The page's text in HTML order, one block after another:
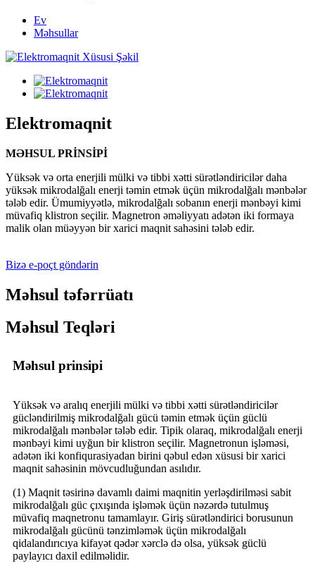
Ev
Məhsullar
Elektromaqnit
MƏHSUL PRİNSİPİ
Yüksək və orta enerjili mülki və tibbi xətti sürətləndiricilər daha
yüksək mikrodalğalı enerji təmin etmək üçün mikrodalğalı mənbələr
tələb edir. Ümumiyyətlə, mikrodalğalı sobanın enerji mənbəyi kimi
müvafiq klistron seçilir. Magnetron əməliyyatı adətən iki formaya
malik olan müəyyən bir xarici maqnit sahəsini tələb edir.
Bizə e-poçt göndərin
Məhsul təfərrüatı
Məhsul Teqləri
Məhsul prinsipi
Yüksək və aralıq enerjili mülki və tibbi xətti sürətləndiricilər
gücləndirilmiş mikrodalğalı gücü təmin etmək üçün güclü
mikrodalğalı mənbələr tələb edir. Tipik olaraq, mikrodalğalı enerji
mənbəyi kimi uyğun bir klistron seçilir. Magnetronun işləməsi,
adətən iki konfiqurasiyadan birini qəbul edən xüsusi bir xarici
maqnit sahəsinin mövcudluğundan asılıdır.
(1) Maqnit təsirinə davamlı daimi maqnitin yerləşdirilməsi sabit
mikrodalğalı güc çıxışında işləmək üçün nəzərdə tutulmuş
müvafiq maqnetronu tamamlayır. Giriş sürətləndirici borusunun
mikrodalğalı gücünü tənzimləmək üçün mikrodalğalı
qidalandırıcıya kifayət qədər xərclə də olsa, yüksək güclü
paylayıcı daxil edilməlidir.